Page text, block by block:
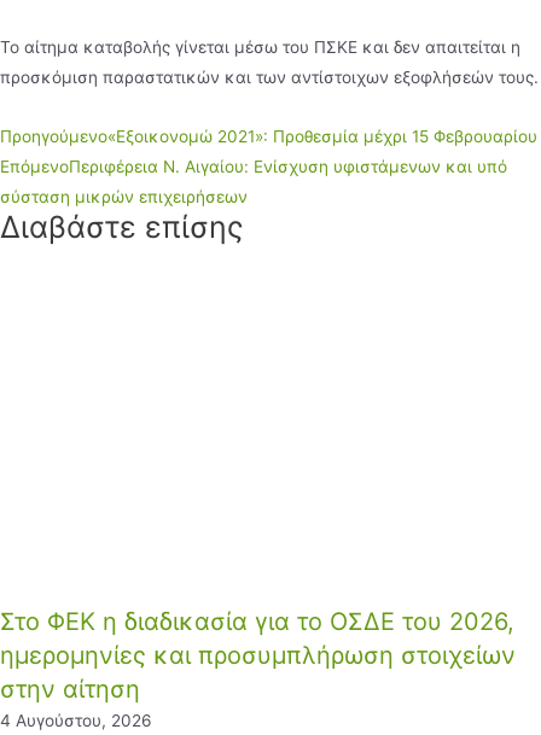
Το αίτημα καταβολής γίνεται μέσω του ΠΣΚΕ και δεν απαιτείται η
προσκόμιση παραστατικών και των αντίστοιχων εξοφλήσεών τους.
Προηγούμενο«Εξοικονομώ 2021»: Προθεσμία μέχρι 15 Φεβρουαρίου
ΕπόμενοΠεριφέρεια Ν. Αιγαίου: Ενίσχυση υφιστάμενων και υπό
σύσταση μικρών επιχειρήσεων
Διαβάστε επίσης
Στο ΦΕΚ η διαδικασία για το ΟΣΔΕ του 2026,
ημερομηνίες και προσυμπλήρωση στοιχείων
στην αίτηση
4 Αυγούστου, 2026